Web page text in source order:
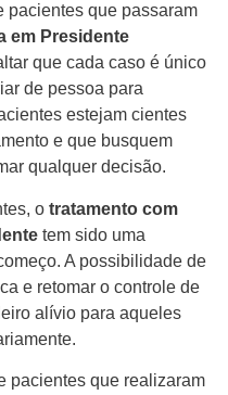
pacientes que passaram
em Presidente
que cada caso é único
de pessoa para
estejam cientes
e que busquem
qualquer decisão.
o tratamento com
tem sido uma
A possibilidade de
e retomar o controle de
alívio para aqueles
pacientes que realizaram